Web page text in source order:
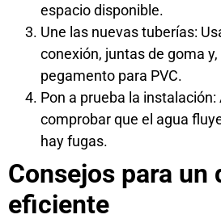
espacio disponible.
Une las nuevas tuberías:
conexión, juntas de goma
pegamento para PVC.
Pon a prueba la
comprobar que el agua
hay fugas.
Consejos para un
eficiente